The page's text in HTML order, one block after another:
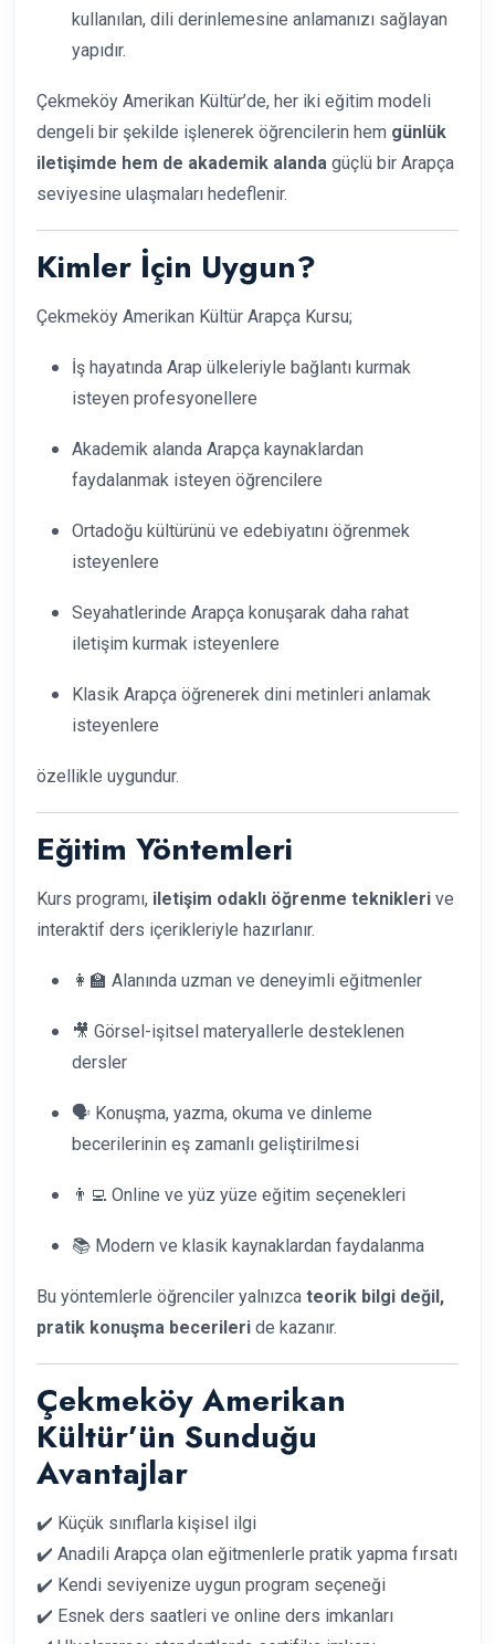
kullanılan, dili derinlemesine anlamanızı sağlayan
yapıdır.
Çekmeköy Amerikan Kültür’de, her iki eğitim modeli
dengeli bir şekilde işlenerek öğrencilerin hem günlük
iletişimde hem de akademik alanda güçlü bir Arapça
seviyesine ulaşmaları hedeflenir.
Kimler İçin Uygun?
Çekmeköy Amerikan Kültür Arapça Kursu;
İş hayatında Arap ülkeleriyle bağlantı kurmak
isteyen profesyonellere
Akademik alanda Arapça kaynaklardan
faydalanmak isteyen öğrencilere
Ortadoğu kültürünü ve edebiyatını öğrenmek
isteyenlere
Seyahatlerinde Arapça konuşarak daha rahat
iletişim kurmak isteyenlere
Klasik Arapça öğrenerek dini metinleri anlamak
isteyenlere
özellikle uygundur.
Eğitim Yöntemleri
Kurs programı, iletişim odaklı öğrenme teknikleri ve
interaktif ders içerikleriyle hazırlanır.
👩‍🏫 Alanında uzman ve deneyimli eğitmenler
🎥 Görsel-işitsel materyallerle desteklenen
dersler
🗣️ Konuşma, yazma, okuma ve dinleme
becerilerinin eş zamanlı geliştirilmesi
👨‍💻 Online ve yüz yüze eğitim seçenekleri
📚 Modern ve klasik kaynaklardan faydalanma
Bu yöntemlerle öğrenciler yalnızca teorik bilgi değil,
pratik konuşma becerileri de kazanır.
Çekmeköy Amerikan
Kültür’ün Sunduğu
Avantajlar
✔️ Küçük sınıflarla kişisel ilgi
✔️ Anadili Arapça olan eğitmenlerle pratik yapma fırsatı
✔️ Kendi seviyenize uygun program seçeneği
✔️ Esnek ders saatleri ve online ders imkanları